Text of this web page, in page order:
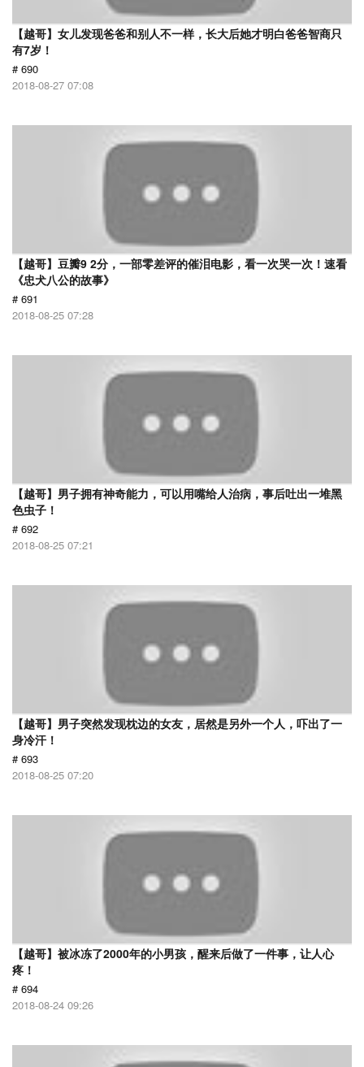
【越哥】女儿发现爸爸和别人不一样，长大后她才明白爸爸智商只
有7岁！
# 690
2018-08-27 07:08
【越哥】豆瓣9 2分，一部零差评的催泪电影，看一次哭一次！速看
《忠犬八公的故事》
# 691
2018-08-25 07:28
【越哥】男子拥有神奇能力，可以用嘴给人治病，事后吐出一堆黑
色虫子！
# 692
2018-08-25 07:21
【越哥】男子突然发现枕边的女友，居然是另外一个人，吓出了一
身冷汗！
# 693
2018-08-25 07:20
【越哥】被冰冻了2000年的小男孩，醒来后做了一件事，让人心
疼！
# 694
2018-08-24 09:26